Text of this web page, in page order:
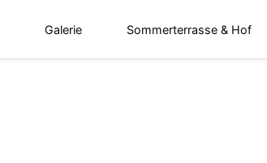
Galerie Sommerterrasse & Hof